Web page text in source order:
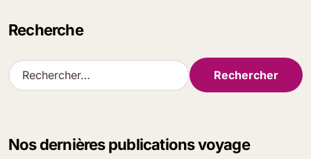
Recherche
R
e
rNos dernières publications voyage